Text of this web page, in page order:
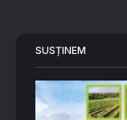
SUSȚINEM